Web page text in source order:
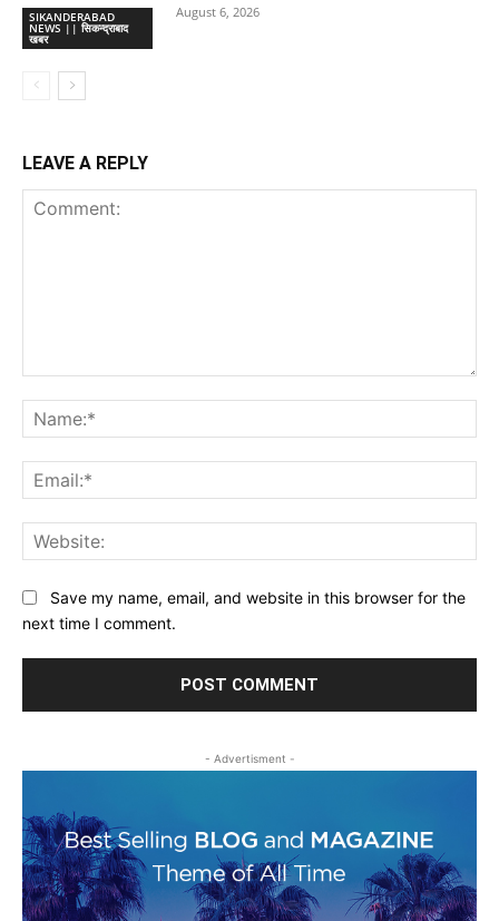
SIKANDERABAD
NEWS || सिकन्द्राबाद
खबर
August 6, 2026
LEAVE A REPLY
Save my name, email, and website in this browser for the
next time I comment.
- Advertisment -